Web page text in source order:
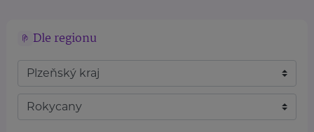
Dle regionu